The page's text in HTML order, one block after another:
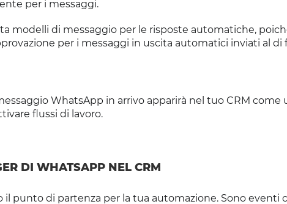
per i messaggi.
modelli di messaggio per le risposte automatiche,
per i messaggi in uscita automatici inviati al di
WhatsApp in arrivo apparirà nel tuo CRM come
flussi di lavoro.
DI WHATSAPP NEL CRM
punto di partenza per la tua automazione. Sono eventi